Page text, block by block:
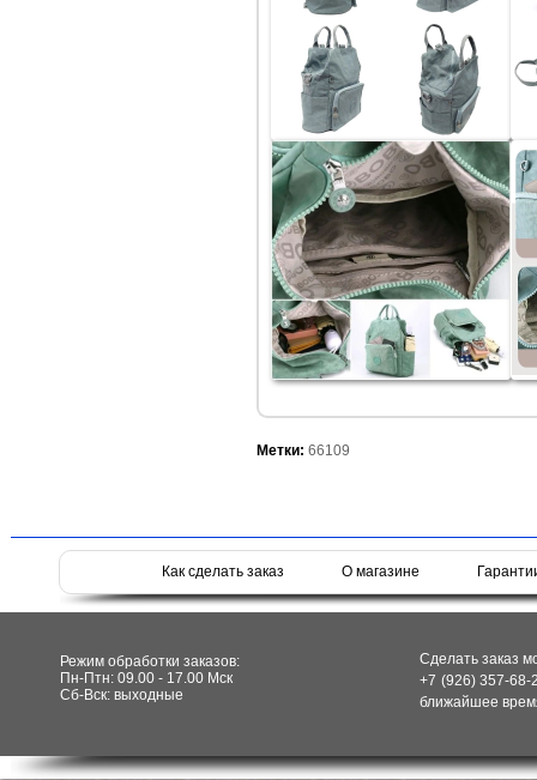
Метки: 66109
Как сделать заказ О магазине
Режим обработки заказов:
Пн-Птн: 09.00 - 17.00 Мск
Сб-Вск: выходные
Сделать заказ
+7 (926) 357-
ближайшее